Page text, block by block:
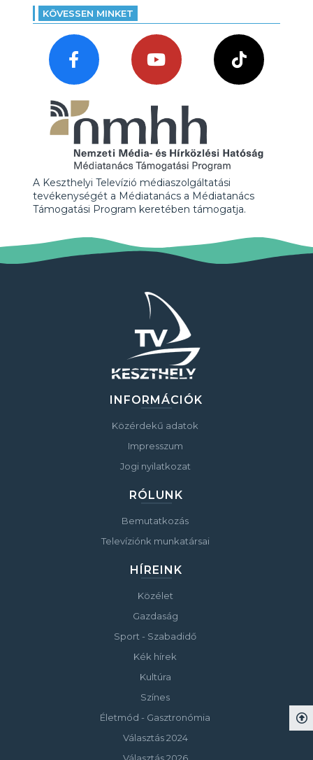
KÖVESSEN MINKET
A Keszthelyi Televízió médiaszolgáltatási
tevékenységét a Médiatanács a Médiatanács
Támogatási Program keretében támogatja.
INFORMÁCIÓK
Közérdekű adatok
Impresszum
Jogi nyilatkozat
RÓLUNK
Bemutatkozás
Televíziónk munkatársai
HÍREINK
Közélet
Gazdaság
Sport - Szabadidő
Kék hírek
Kultúra
Színes
Életmód - Gasztronómia
Választás 2024